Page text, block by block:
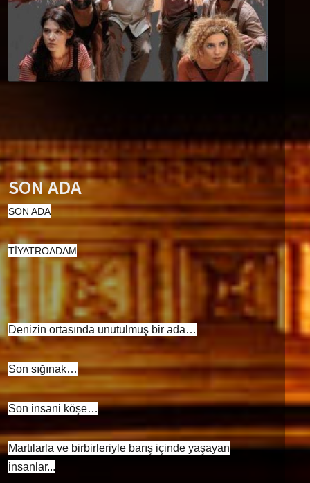
SON ADA
SON ADA
TİYATROADAM
Denizin ortasında unutulmuş bir ada…
Son sığınak…
Son insani köşe…
Martılarla ve birbirleriyle barış içinde yaşayan
insanlar...